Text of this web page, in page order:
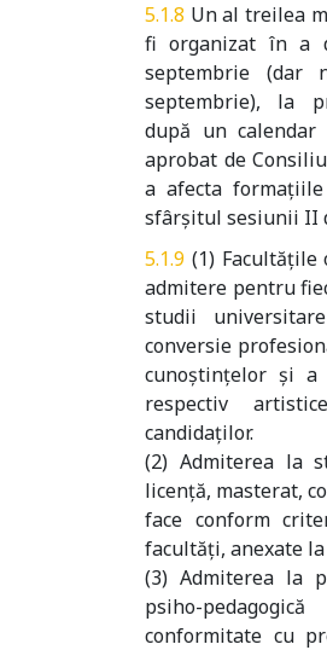
Un al treilea
fi organizat în a
septembrie
septembrie), la
după un
aprobat de
a afecta
sfârșitul sesiunii II
(1) Facultăţile
admitere pentru
studii
conversie
cunoştinţelor şi a
respectiv
candidaţilor.
(2) Admiterea la
licenţă, masterat,
face conform
facultăţi, anexate
(3) Admiterea la
psiho-
conformitate cu